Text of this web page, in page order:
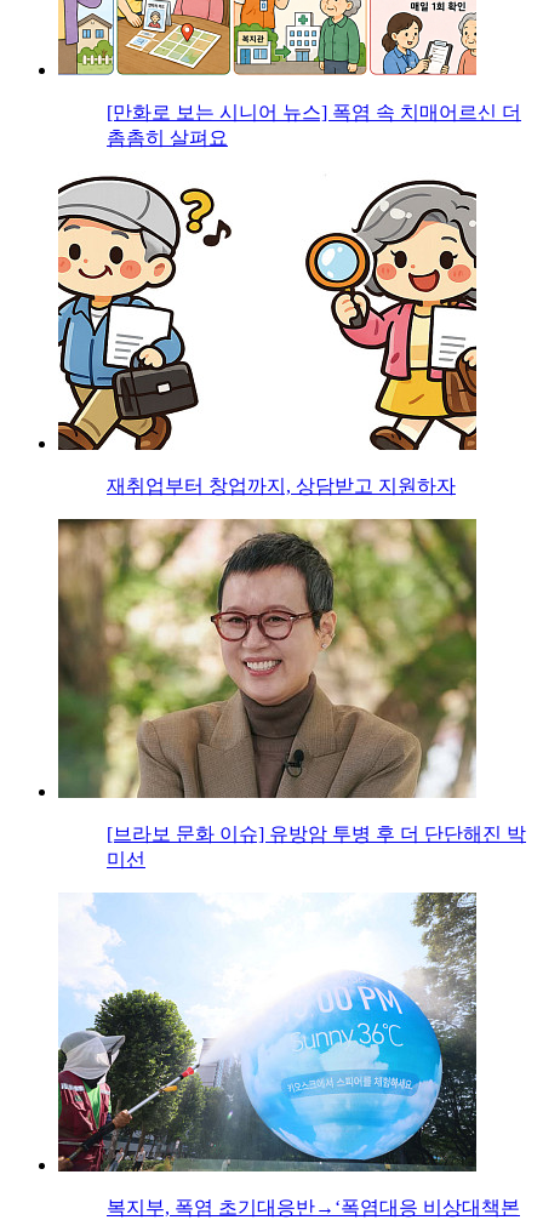
[만화로 보는 시니어 뉴스] 폭염 속 치매어르신 더
촘촘히 살펴요
재취업부터 창업까지, 상담받고 지원하자
[브라보 문화 이슈] 유방암 투병 후 더 단단해진 박
미선
복지부, 폭염 초기대응반→‘폭염대응 비상대책본